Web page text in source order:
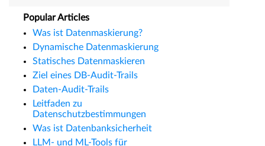
Popular Articles
Was ist Datenmaskierung?
Dynamische Datenmaskierung
Statisches Datenmaskieren
Ziel eines DB-Audit-Trails
Daten-Audit-Trails
Leitfaden zu
Datenschutzbestimmungen
Was ist Datenbanksicherheit
LLM- und ML-Tools für